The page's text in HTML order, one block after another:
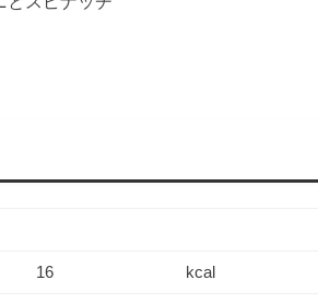
16 kcal